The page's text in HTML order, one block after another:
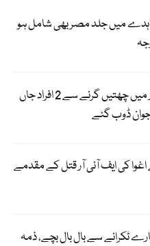
میں جلد مصر بھی شامل ہو
بارشوں کی تباہی؛ قصور میں چھتیں گرنے سے 2 افراد جاں
اغوا کی ایف آئی آر قتل کے مقدمے
پر 2 طیارے ٹکرانے سے بال بال بچے، ذمہ